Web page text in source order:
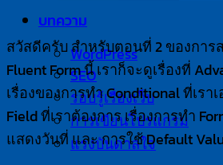
บทความ
WordPress
SEO
รอบรู้เรื่องเว็บ
การเขียนโปรแกรม
แรงบันดาลใจ
สวัสดีครับ สำหรับตอนที่ 2 ของกา
Fluent Form นี้ เราก็จะดูเรื่องที่
เรื่องของการทำ Conditional ที่เร
Field ที่เราต้องการ เรื่องการทำ
แสดงวันที่ และ การใช้ Default